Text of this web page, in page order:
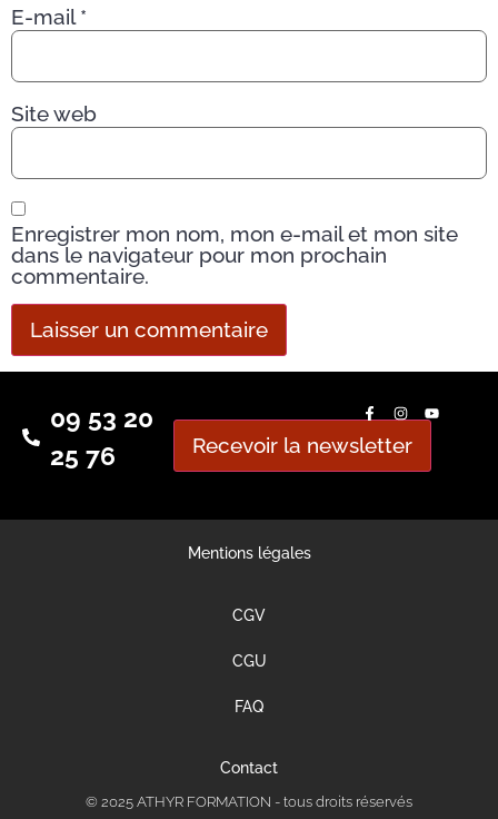
E-mail*
Site web
Enregistrer mon nom, mon e-mail et mon site
dans le navigateur pour mon prochain
commentaire.
09 53 20
25 76
Recevoir la newsletter
Mentions légales
CGV
CGU
FAQ
Contact
© 2025 ATHYR FORMATION - tous droits réservés